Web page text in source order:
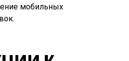
мобильных